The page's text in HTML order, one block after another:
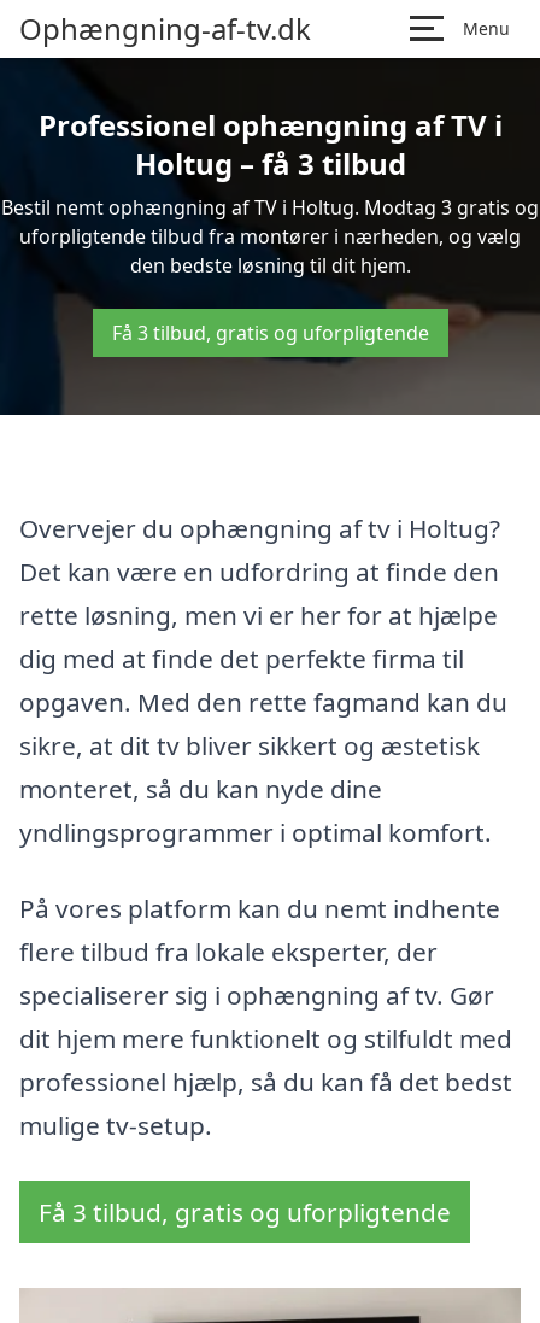
Ophængning-af-tv.dk Menu
Professionel ophængning af TV i
Holtug – få 3 tilbud
Bestil nemt ophængning af TV i Holtug. Modtag 3 gratis og
uforpligtende tilbud fra montører i nærheden, og vælg
den bedste løsning til dit hjem.
Få 3 tilbud, gratis og uforpligtende
Overvejer du ophængning af tv i Holtug?
Det kan være en udfordring at finde den
rette løsning, men vi er her for at hjælpe
dig med at finde det perfekte firma til
opgaven. Med den rette fagmand kan du
sikre, at dit tv bliver sikkert og æstetisk
monteret, så du kan nyde dine
yndlingsprogrammer i optimal komfort.
På vores platform kan du nemt indhente
flere tilbud fra lokale eksperter, der
specialiserer sig i ophængning af tv. Gør
dit hjem mere funktionelt og stilfuldt med
professionel hjælp, så du kan få det bedst
mulige tv-setup.
Få 3 tilbud, gratis og uforpligtende